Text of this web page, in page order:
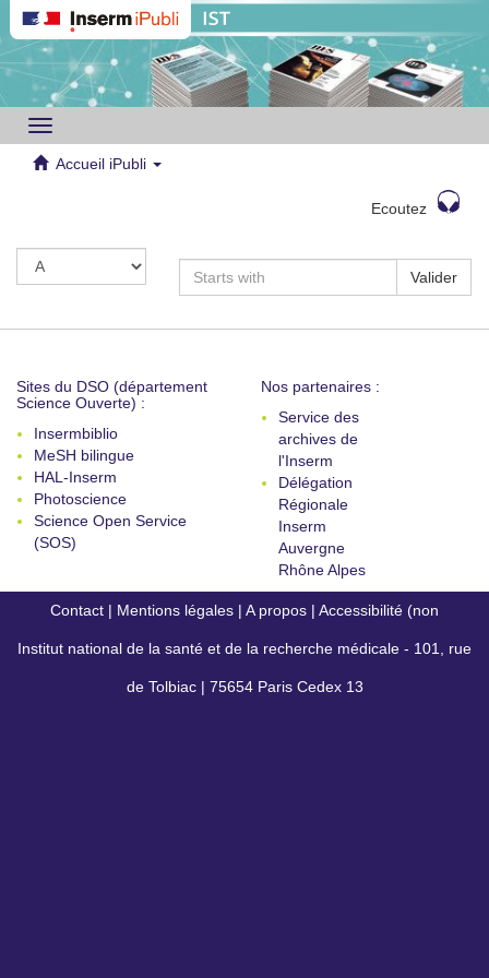
Toggle
navigation
Accueil iPubli
Ecoutez
Valider
Sites du DSO (département
Science Ouverte) :
Insermbiblio
MeSH bilingue
HAL-Inserm
Photoscience
Science Open Service
(SOS)
Nos partenaires :
Service des
archives de
l'Inserm
Délégation
Régionale
Inserm
Auvergne
Rhône Alpes
Contact | Mentions légales | A propos | Accessibilité (non
conforme)
Institut national de la santé et de la recherche médicale - 101, rue
de Tolbiac | 75654 Paris Cedex 13